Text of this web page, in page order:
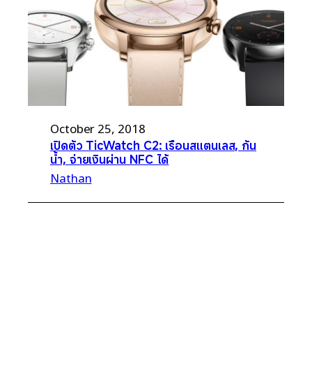
October 25, 2018
เปิดตัว TicWatch C2: เรือนสแตนเลส, กัน
น้ำ, จ่ายเงินผ่าน NFC ได้
Nathan